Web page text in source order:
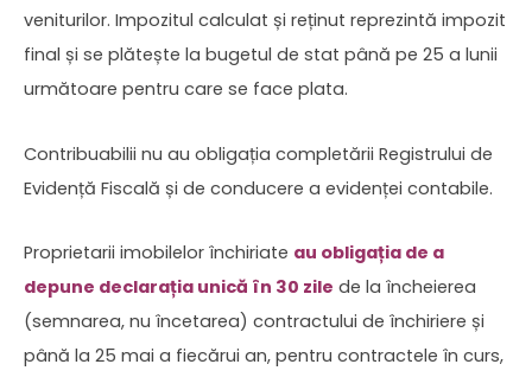
veniturilor. Impozitul calculat și reținut reprezintă impozit
final și se plătește la bugetul de stat până pe 25 a lunii
următoare pentru care se face plata.
Contribuabilii nu au obligația completării Registrului de
Evidență Fiscală și de conducere a evidenței contabile.
Proprietarii imobilelor închiriate au obligația de a
depune declarația unică în 30 zile de la încheierea
(semnarea, nu încetarea) contractului de închiriere și
până la 25 mai a fiecărui an, pentru contractele în curs,